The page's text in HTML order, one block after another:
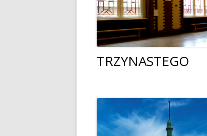
Nagrody Stowarzyszenia
Archiwum
89 lecie szkoły
90 lecie urodzin i
Borsukiewicza
85 lecie szkoły
70 lecie szkoły
60 lecie szkoły
TRZYNASTEGO